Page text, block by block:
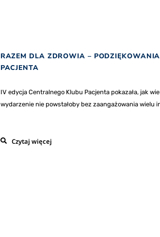
RAZEM DLA ZDROWIA –
PACJENTA
IV edycja Centralnego Klubu Pacjenta pokazała, jak
wydarzenie nie powstałoby bez zaangażowania
Czytaj więcej